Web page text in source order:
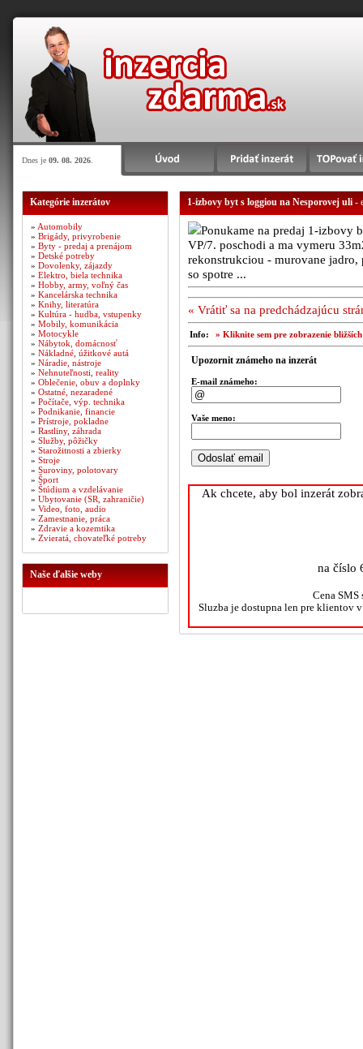
Dnes je 09. 08. 2026
Kategórie inzerátov
» Automobily
» Brigády, privyrobenie
» Byty - predaj a prenájom
» Detské potreby
» Dovolenky, zájazdy
» Elektro, biela technika
» Hobby, army, voľný čas
» Kancelárska technika
» Knihy, literatúra
» Kultúra - hudba, vstupenky
» Mobily, komunikácia
» Motocykle
» Nábytok, domácnosť
» Nákladné, úžitkové autá
» Náradie, nástroje
» Nehnuteľnosti, reality
» Oblečenie, obuv a doplnky
» Ostatné, nezaradené
» Počítače, výp. technika
» Podnikanie, financie
» Prístroje, pokladne
» Rastliny, záhrada
» Služby, pôžičky
» Starožitnosti a zbierky
» Stroje
» Suroviny, polotovary
» Šport
» Štúdium a vzdelávanie
» Ubytovanie (SR, zahraničie)
» Video, foto, audio
» Zamestnanie, práca
» Zdravie a kozemtika
» Zvieratá, chovateľké potreby
Naše ďalšie weby
1-izbovy byt s loggiou na Nesporovej uli-
Ponukame na predaj 1-izbovy
VP/7. poschodi a ma vymeru
rekonstrukciou - murovane
so spotre ...
« Vrátiť sa na predchádzajúcu
Info: » Kliknite sem pre zobrazenie
Upozornit známeho na inzerát
E-mail známeho:
Vaše meno:
Ak chcete, aby bol inzerát
na číslo
Cena SMS
Sluzba je dostupna len pre klientov